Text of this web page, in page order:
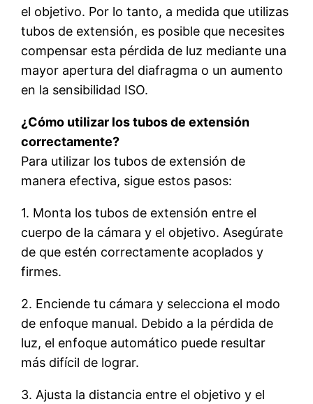
el objetivo. Por lo tanto, a medida que utilizas
tubos de extensión, es posible que necesites
compensar esta pérdida de luz mediante una
mayor apertura del diafragma o un aumento
en la sensibilidad ISO.
¿Cómo utilizar los tubos de extensión
correctamente?
Para utilizar los tubos de extensión de
manera efectiva, sigue estos pasos:
1. Monta los tubos de extensión entre el
cuerpo de la cámara y el objetivo. Asegúrate
de que estén correctamente acoplados y
firmes.
2. Enciende tu cámara y selecciona el modo
de enfoque manual. Debido a la pérdida de
luz, el enfoque automático puede resultar
más difícil de lograr.
3. Ajusta la distancia entre el objetivo y el